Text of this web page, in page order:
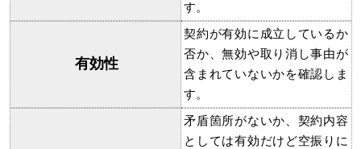
す。
有効性
契約が有効に成立しているか
否か、無効や取り消し事由が
含まれていないかを確認しま
す。
矛盾箇所がないか、契約内容
としては有効だけど空振りに